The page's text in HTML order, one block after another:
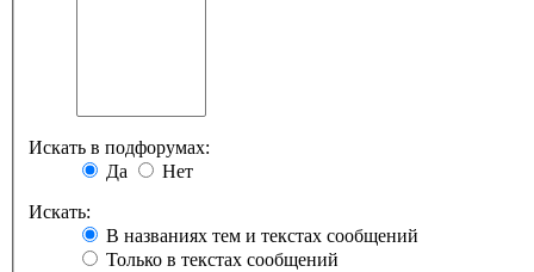
Искать в подфорумах:
Да
Нет
Искать:
В названиях тем и текстах сообщений
Только в текстах сообщений